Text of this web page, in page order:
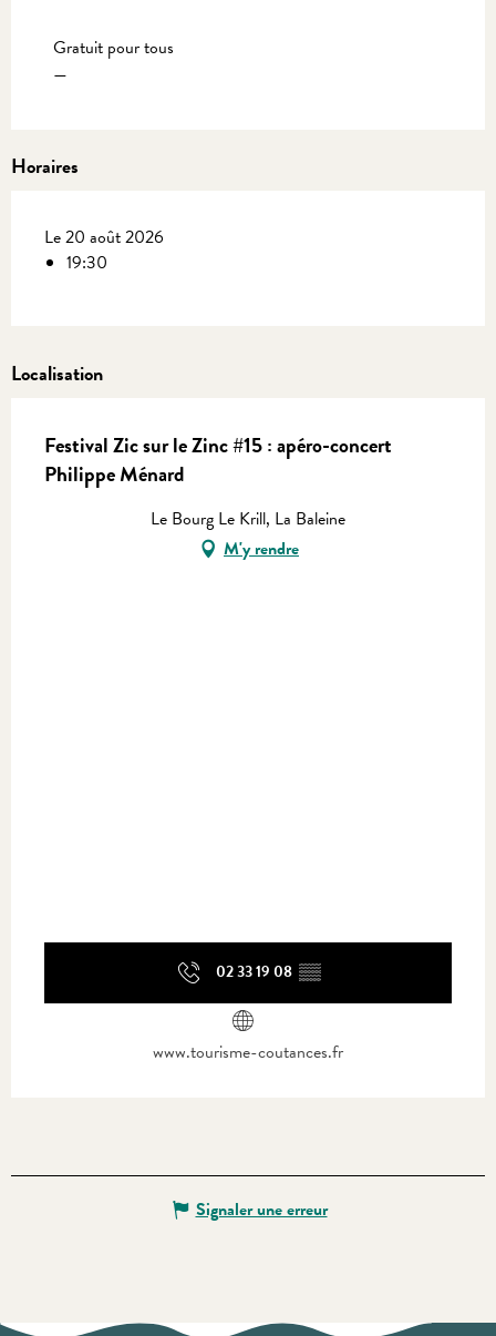
Gratuit pour tous
—
Horaires
Le 20 août 2026
19:30
Localisation
Festival Zic sur le Zinc #15 : apéro-concert
Philippe Ménard
Le Bourg Le Krill, La Baleine
M'y rendre
02 33 19 08 ▒▒
www.tourisme-coutances.fr
Signaler une erreur